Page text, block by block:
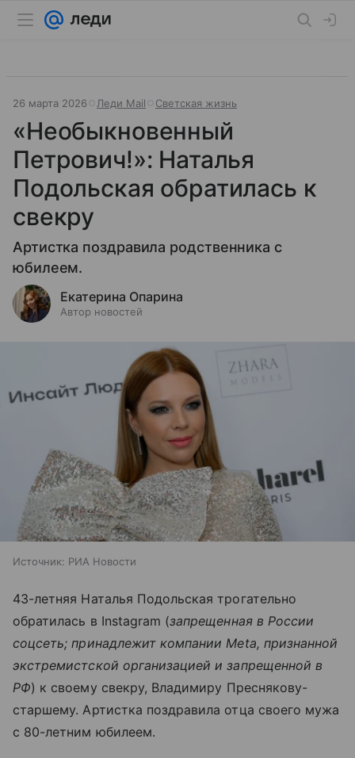
26 марта 2026 Леди Mail Светская жизнь
«Необыкновенный
Петрович!»: Наталья
Подольская обратилась к
свекру
Артистка поздравила родственника с
юбилеем.
Екатерина Опарина
Автор новостей
Источник: РИА Новости
43-летняя Наталья Подольская трогательно
обратилась в Instagram (запрещенная в России
соцсеть; принадлежит компании Meta, признанной
экстремистской организацией и запрещенной в
РФ) к своему свекру, Владимиру Преснякову-
старшему. Артистка поздравила отца своего мужа
с 80-летним юбилеем.